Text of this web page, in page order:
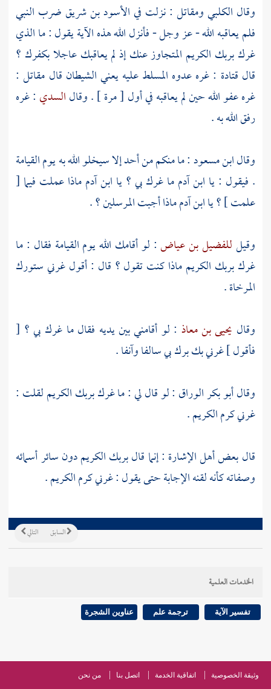
وقال الكلبيومقاتل : نزلت فيالأسود بن شريقضرب النبي
فلم يعاقبه الله - عز وجل - فأنزل الله هذه الآية يقول : ما الذي
غرك بربك الكريم المتجاوز عنك إذ لم يعاقبك عاجلا بكفرك ؟
قال قتادة : غره عدوه المسلط عليه يعني الشيطان قال مقاتل :
غره عفو الله حين لم يعاقبه في أول [ مرة ] . وقالالسدي : غره
رفق الله به .
وقالابن مسعود: ما منكم من أحد إلا سيخلو الله به يوم القيامة
. فيقول : يا ابن آدم ما غرك بي ؟ يا ابن آدم ماذا عملت فيما [
علمت ] ؟ يا ابن آدم ماذا أجبت المرسلين ؟ .
وقيلللفضيل بن عياض: لو أقامك الله يوم القيامة فقال : ما
غرك بربك الكريم ماذا كنت تقول ؟ قال : أقول غرني ستورك
المرخاة .
وقال يحيى بن معاذ : لو أقامني بين يديه فقال ما غرك بي ؟ [
فأقول ] غرني بك برك بي سالفا وآنفا .
وقالأبو بكر الوراق : لو قال لي : ما غرك بربك الكريم لقلت :
غرني كرم الكريم .
قال بعض أهل الإشارة : إنما قال بربك الكريم دون سائر أسمائه
وصفاته كأنه لقنه الإجابة حتى يقول : غرني كرم الكريم .
التالي السابق
الخدمات العلمية
تفسير الآية ترجمة علم عناوين الشجرة
وثيقة الخصوصية اتفاقية الخدمة اتصل بنا من نحن